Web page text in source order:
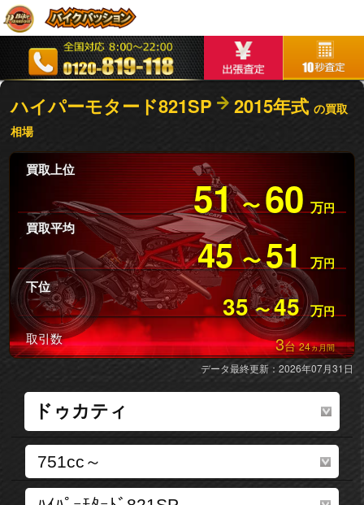
ハイパーモタード821SP 2015年式の買取
相場
買取上位
51 〜60 万円
買取平均
45 〜51 万円
下位
35 〜45 万円
取引数 3台24ヵ月間
データ最終更新：2026年07月31日